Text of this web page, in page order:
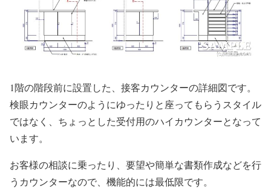
1階の階段前に設置した、接客カウンターの詳細図です。
検眼カウンターのようにゆったりと座ってもらうスタイル
ではなく、ちょっとした受付用のハイカウンターとなって
います。
お客様の相談に乗ったり、要望や簡単な書類作成などを行
うカウンターなので、機能的には最低限です。